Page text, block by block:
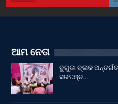
ଆମ ନେତା
ବୁଗୁଡା ବ୍ଲକ
ସରପଞ୍ଚ…